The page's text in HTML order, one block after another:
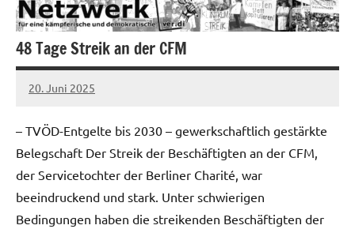
Allgemein
Einzelhandel
Gesundheitswesen
Kampf
Sozialabbau
Öffentlicher
Dienst
Telekom
48 Tage Streik an der CFM
20. Juni 2025
alexander
– TVÖD-Entgelte bis 2030 – gewerkschaftlich gestärkte
Belegschaft Der Streik der Beschäftigten an der CFM,
der Servicetochter der Berliner Charité, war
beeindruckend und stark. Unter schwierigen
Bedingungen haben die streikenden Beschäftigten der